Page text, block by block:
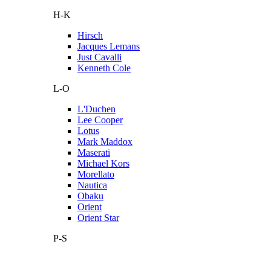
H-K
Hirsch
Jacques Lemans
Just Cavalli
Kenneth Cole
L-O
L'Duchen
Lee Cooper
Lotus
Mark Maddox
Maserati
Michael Kors
Morellato
Nautica
Obaku
Orient
Orient Star
P-S